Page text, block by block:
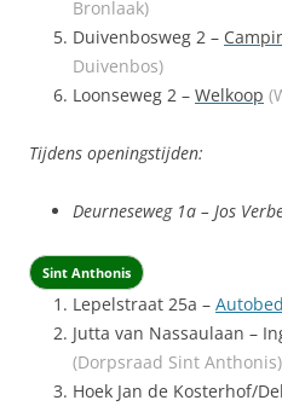
Bronlaak)
Duivenbosweg 2 –
Duivenbos)
Loonseweg 2 – Welkoop
Tijdens openingstijden:
Deurneseweg 1a – Jos
Sint Anthonis
Lepelstraat 25a –
Jutta van Nassaulaan –
(Dorpsraad Sint Anthonis)
Hoek Jan de Kosterhof/